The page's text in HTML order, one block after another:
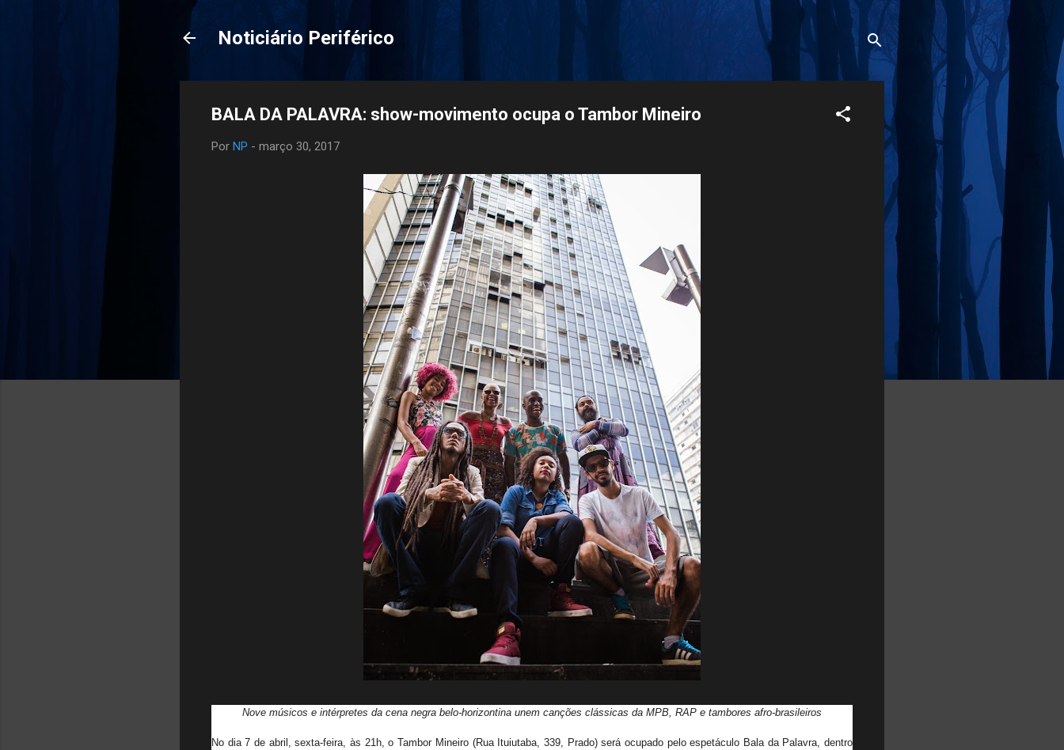
Noticiário Periférico
BALA DA PALAVRA: show-movimento ocupa o Tambor Mineiro
Por NP - março 30, 2017
Nove músicos e intérpretes da cena negra belo-horizontina unem canções clássicas da MPB, RAP e tambores afro-brasileiros
No dia 7 de abril, sexta-feira, às 21h, o Tambor Mineiro (Rua Ituiutaba, 339, Prado) será ocupado pelo espetáculo Bala da Palavra, dentro